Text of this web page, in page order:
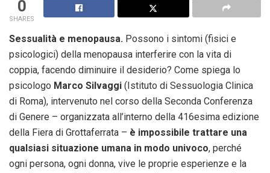
0
SHARES
Sessualità e menopausa. Possono i sintomi (fisici e
psicologici) della menopausa interferire con la vita di
coppia, facendo diminuire il desiderio? Come spiega lo
psicologo Marco Silvaggi (Istituto di Sessuologia Clinica
di Roma), intervenuto nel corso della Seconda Conferenza
di Genere – organizzata all’interno della 416esima edizione
della Fiera di Grottaferrata – è impossibile trattare una
qualsiasi situazione umana in modo univoco, perché
ogni persona, ogni donna, vive le proprie esperienze e la